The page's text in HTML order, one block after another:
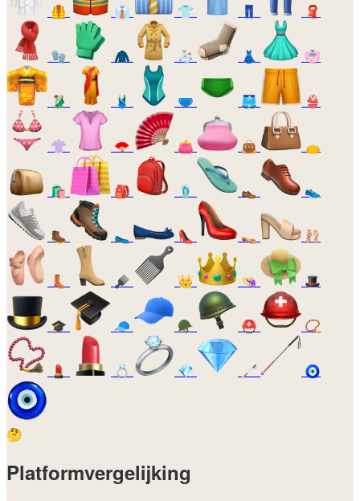
🦺 👔 👕 👖 🧣
🧤 🧥 🧦 👗 👘
🥻 🩱 🩲 🩳 👙
👚 🪭 👛 👜 👝
🛍️ 🎒 🩴 👞 👟
🥾 🥿 👠 👡 🩰
👢 🪮 👑 👒 🎩
🎓 🧢 🪖 ⛑️ 📿
💄 💍 💎 🦯 🧿
🤔
Platformvergelijking